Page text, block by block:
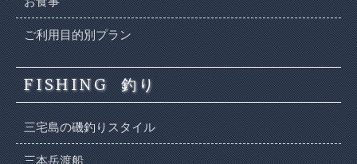
ご利用目的別プラン
FISHING 釣り
三宅島の磯釣りスタイル
三本岳渡船